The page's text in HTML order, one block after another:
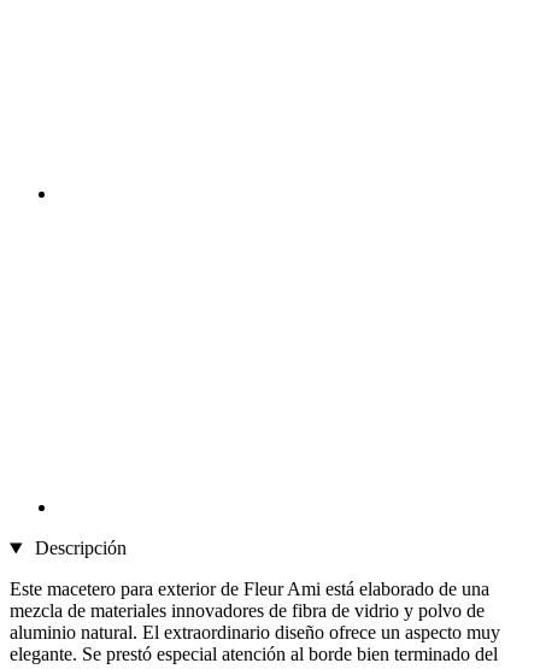
Descripción
Este macetero para exterior de Fleur Ami está elaborado de una
mezcla de materiales innovadores de fibra de vidrio y polvo de
aluminio natural. El extraordinario diseño ofrece un aspecto muy
elegante. Se prestó especial atención al borde bien terminado del